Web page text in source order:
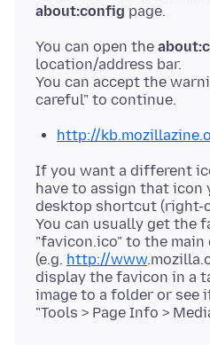
about:config
You can open the
location/address bar.
You can accept the
http://
If you want a different
have to assign that
desktop shortcut (right-
You can usually get the
"favicon.ico" to the
(e.g. http://www.mozilla
display the favicon in a
image to a folder or see